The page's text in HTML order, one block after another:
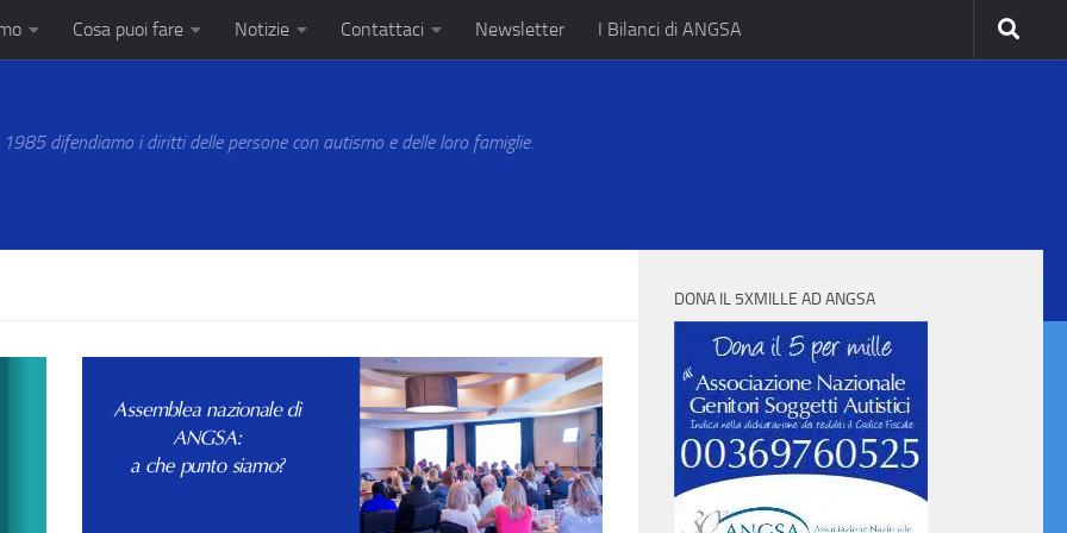
Cosa puoi fare Notizie Contattaci Newsletter I Bilanci di ANGSA
difendiamo i diritti delle persone con autismo e delle loro famiglie.
DONA IL 5XMILLE AD ANGSA